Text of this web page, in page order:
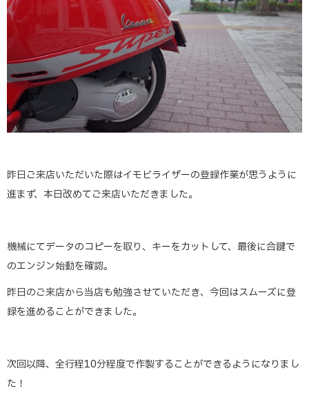
昨日ご来店いただいた際はイモビライザーの登録作業が思うように
進まず、本日改めてご来店いただきました。
機械にてデータのコピーを取り、キーをカットして、最後に合鍵で
のエンジン始動を確認。
昨日のご来店から当店も勉強させていただき、今回はスムーズに登
録を進めることができました。
次回以降、全行程10分程度で作製することができるようになりまし
た！